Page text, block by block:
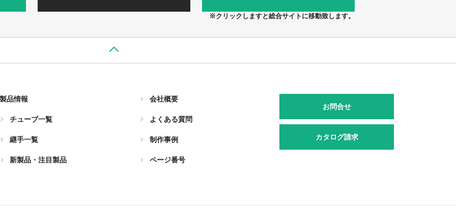
※クリックしますと総合サイトに移動致します。
製品情報
チューブ一覧
継手一覧
新製品・注目製品
会社概要
よくある質問
制作事例
ページ番号
お問合せ
カタログ請求